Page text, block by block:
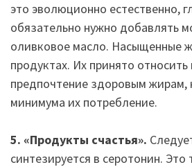
это эволюционно естественно,
обязательно нужно добавлять
оливковое масло. Насыщенные
продуктах. Их принято
предпочтение здоровым жирам,
минимума их потребление.
5. «Продукты счастья».
синтезируется в серотонин.